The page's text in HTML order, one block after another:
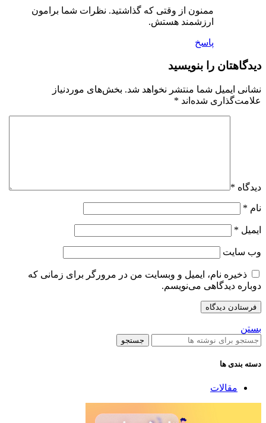
ممنون از وقتی که گذاشتید. نظرات شما برامون
ارزشمند هستش.
پاسخ
دیدگاهتان را بنویسید
نشانی ایمیل شما منتشر نخواهد شد. بخش‌های موردنیاز
علامت‌گذاری شده‌اند *
دیدگاه *
نام *
ایمیل *
وب‌ سایت
ذخیره نام، ایمیل و وبسایت من در مرورگر برای زمانی که
دوباره دیدگاهی می‌نویسم.
بستن
جستجو
دسته بندی ها
مقالات